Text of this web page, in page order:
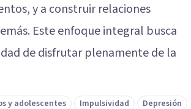
y a construir relaciones
Este enfoque integral busca
de disfrutar plenamente de la
y adolescentes Impulsividad Depresión